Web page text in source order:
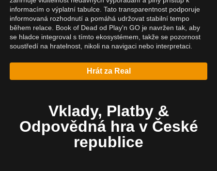
informacím o výplatní tabulce. Tato transparentnost podporuje
informovaná rozhodnutí a pomáhá udržovat stabilní tempo
během relace. Book of Dead od Play'n GO je navržen tak, aby
se hladce integroval s tímto ekosystémem, takže se pozornost
soustředí na hratelnost, nikoli na navigaci nebo interpretaci.
Hrát za Real
Vklady, Platby &
Odpovědná hra v České
republice